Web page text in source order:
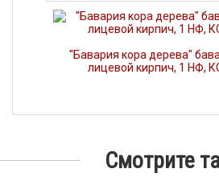
"Бавария кора дерева"
лицевой кирпич, 1 НФ,
Смотрите